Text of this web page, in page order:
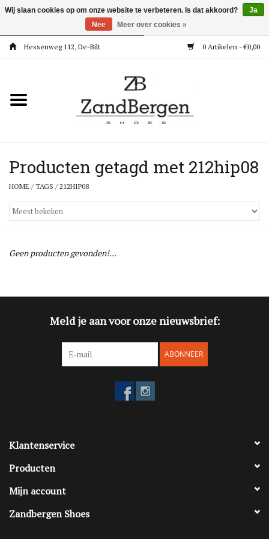
Hessenweg 112, De-Bilt 0 Artikelen - €0,00
Kleding
Meisjes
Jongens
Super Deals
Blog
Producten getagd met 212hip08
HOME /TAGS /212HIP08
Geen producten gevonden!...
Meld je aan voor onze nieuwsbrief:
ABONNEER
Klantenservice
Producten
Mijn account
Zandbergen Shoes
Wij slaan cookies op om onze website te verbeteren. Is dat akkoord?
Ja
Nee
Meer over cookies »